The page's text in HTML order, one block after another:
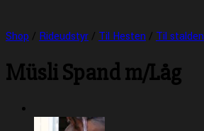
Shop / Rideudstyr / Til Hesten / Til stalden
Müsli Spand m/Låg